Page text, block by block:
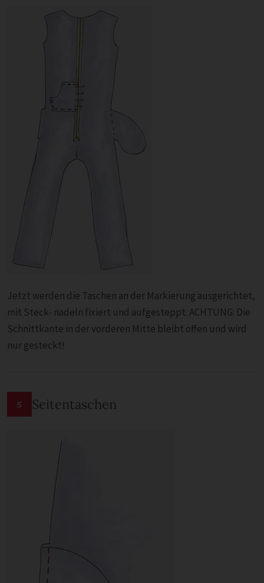
Jetzt werden die Taschen an der Markierung ausgerichtet,
mit Steck- nadeln fixiert und aufgesteppt. ACHTUNG: Die
Schnittkante in der vorderen Mitte bleibt offen und wird
nur gesteckt!
5 Seitentaschen